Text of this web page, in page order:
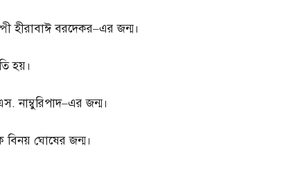
হীরাবাঈ বরদেকর–এর জন্ম।
হয়।
.নাম্বুরিপাদ–এর জন্ম।
বিনয় ঘোষের জন্ম।